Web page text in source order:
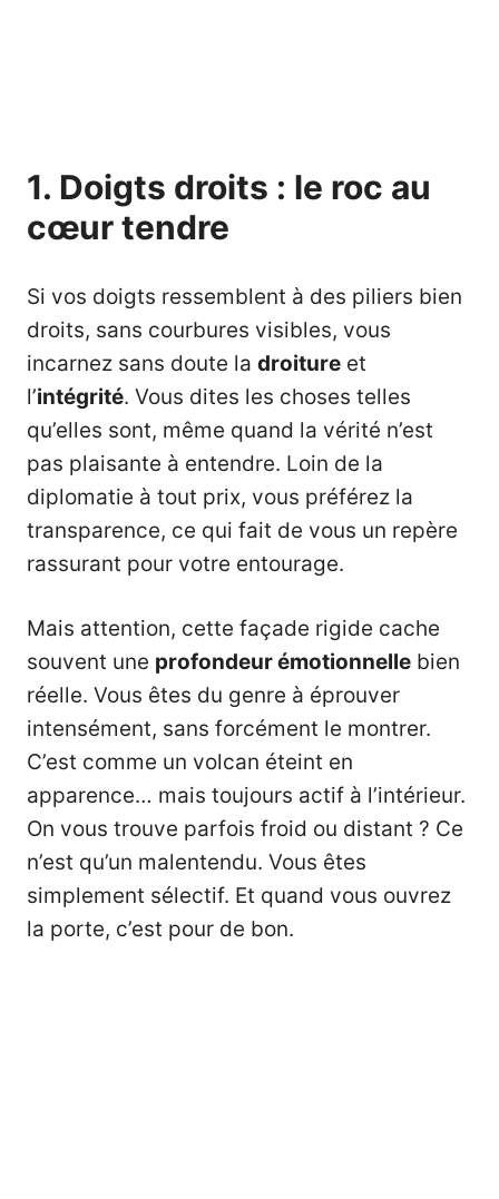
1. Doigts droits : le roc au
cœur tendre
Si vos doigts ressemblent à des piliers bien
droits, sans courbures visibles, vous
incarnez sans doute la droiture et
l’intégrité. Vous dites les choses telles
qu’elles sont, même quand la vérité n’est
pas plaisante à entendre. Loin de la
diplomatie à tout prix, vous préférez la
transparence, ce qui fait de vous un repère
rassurant pour votre entourage.
Mais attention, cette façade rigide cache
souvent une profondeur émotionnelle bien
réelle. Vous êtes du genre à éprouver
intensément, sans forcément le montrer.
C’est comme un volcan éteint en
apparence… mais toujours actif à l’intérieur.
On vous trouve parfois froid ou distant ? Ce
n’est qu’un malentendu. Vous êtes
simplement sélectif. Et quand vous ouvrez
la porte, c’est pour de bon.